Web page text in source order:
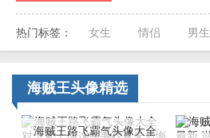
热门标签： 女生 情侣 男生
海贼王头像精选
海贼王路飞霸气头像大全